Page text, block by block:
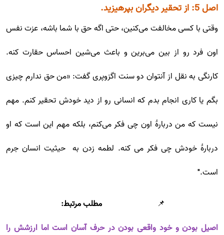
اصل 5: از تحقیر دیگران بپرهیزید.
وقتی با کسی مخالفت می‌کنین، حتی اگه حق با شما باشه، عزت نفس
اون فرد رو از بین می‌برین و باعث می‌شین احساس حقارت کنه.
کارنگی به نقل از آنتوان دو سنت اگزوپری گفت: «من حق ندارم چیزی
بگم یا کاری انجام بدم که انسانی رو از دید خودش تحقیر کنم. مهم
نیست که من دربارۀ اون چی فکر می‌کنم، بلکه مهم این است که او
دربارۀ خودش چی فکر می کنه. لطمه زدن به حیثیت انسان جرم
است."
📌 مطلب مرتبط:
اصیل بودن و خود واقعی بودن در حرف آسان است اما ارزشش را